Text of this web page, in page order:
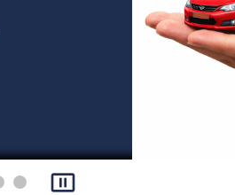
pause_presentation